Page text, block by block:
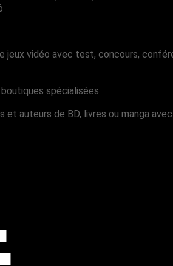
jeux vidéo avec test, concours,
spécialisées
et auteurs de BD, livres ou manga